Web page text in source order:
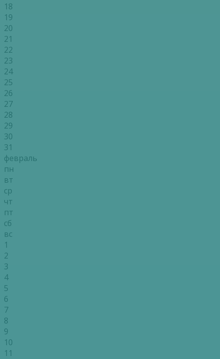
18
19
20
21
22
23
24
25
26
27
28
29
30
31
февраль
пн
вт
ср
чт
пт
сб
вс
1
2
3
4
5
6
7
8
9
10
11